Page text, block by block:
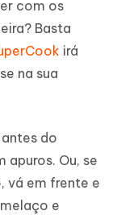
com os
Basta
irá
na sua
do
Ou, se
vá em frente e
e